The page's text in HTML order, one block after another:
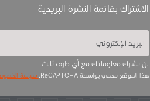
الاشتراك بقائمة النشرة البريدية
لن نشارك معلوماتك مع أي طرف ثالث
هذا الموقع محمي بواسطة ReCAPTCHA. سياسة